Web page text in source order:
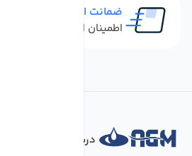
ضمانت اصل بودن کالا
اطمینان از خرید کالای
درباره فروشگاه